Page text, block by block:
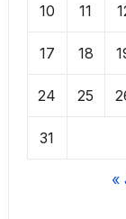
10 11
17 18
24 25
31
«